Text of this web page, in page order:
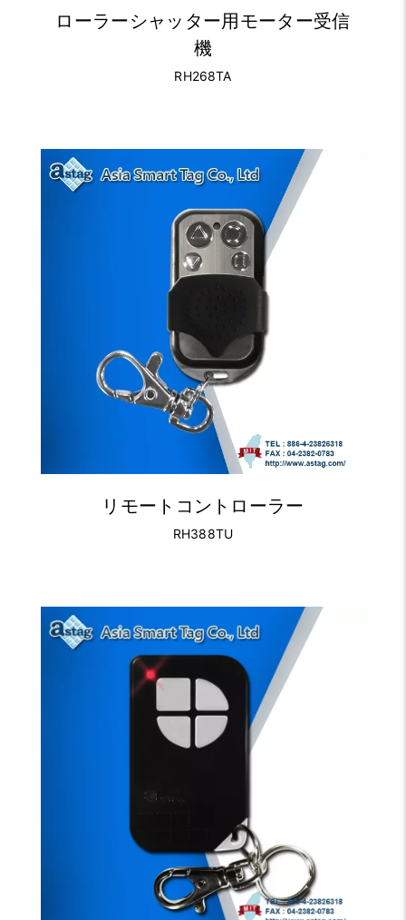
ローラーシャッター用モーター受信
機
RH268TA
リモートコントローラー
RH388TU